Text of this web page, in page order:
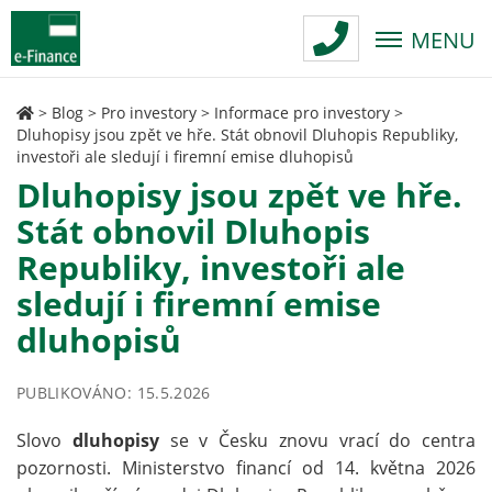
MENU
> Blog > Pro investory > Informace pro investory >
Dluhopisy jsou zpět ve hře. Stát obnovil Dluhopis Republiky,
investoři ale sledují i firemní emise dluhopisů
Dluhopisy jsou zpět ve hře.
Stát obnovil Dluhopis
Republiky, investoři ale
sledují i firemní emise
dluhopisů
PUBLIKOVÁNO: 15.5.2026
Slovo dluhopisyse v Česku znovu vrací do centra
pozornosti. Ministerstvo financí od 14. května 2026